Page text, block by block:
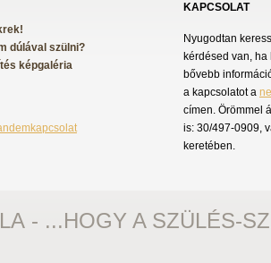
dúlával szülni?
képgaléria
KAPCSOLAT
Nyugodtan
kérdésed van,
bővebb
a kapcsolatot a
címen. Örömmel
is: 30/497-0909,
keretében.
- ...HOGY A SZÜLÉS-